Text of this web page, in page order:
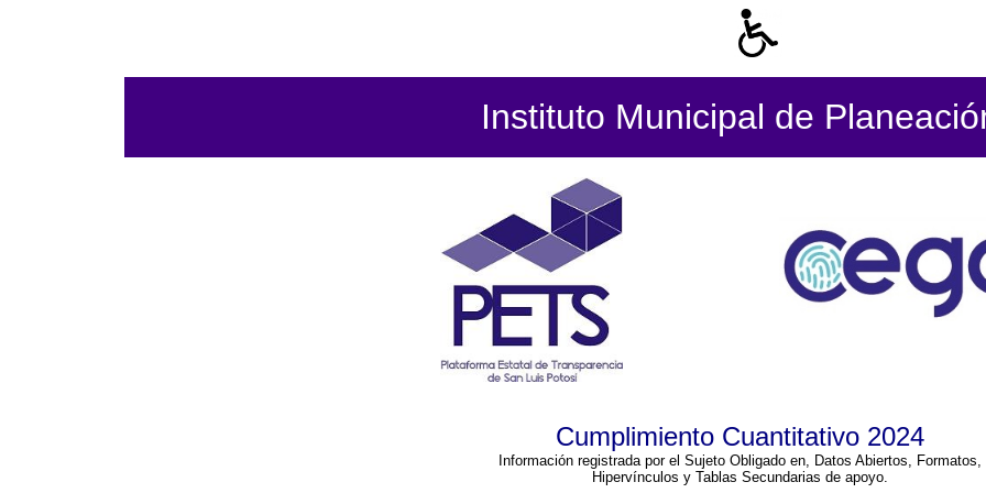
Instituto Municipal de
Cumplimiento Cuantitativo 2024
Información registrada por el Sujeto Obligado en, Datos Abiertos, Formatos,
Hipervínculos y Tablas Secundarias de apoyo.